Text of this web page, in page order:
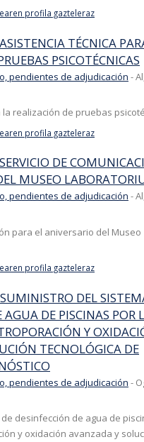
profila gazteleraz
TÉCNICA
PSICOTÉCNICAS
pendientes de adjudicación -
realización de pruebas
profila gazteleraz
DE
MUSEO
pendientes de adjudicación -
para el aniversario del Museo
profila gazteleraz
DEL
AGUA DE PISCINAS POR
Y
TECNOLÓGICA DE
pendientes de adjudicación -
desinfección de agua de
y oxidación avanzada y